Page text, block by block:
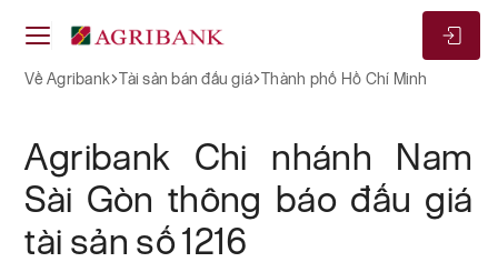
Về Agribank Tài sản bán đấu giá Thành phố Hồ Chí Minh
Agribank Chi nhánh Nam
Sài Gòn thông báo đấu giá
tài sản số 1216